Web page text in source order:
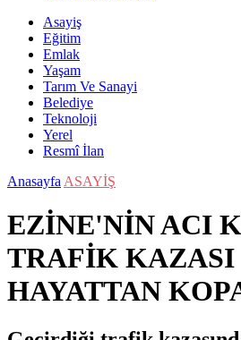
Asayiş
Eğitim
Emlak
Yaşam
Tarım Ve Sanayi
Belediye
Teknoloji
Yerel
Resmî İlan
Anasayfa ASAYİŞ
EZİNE'NİN ACI
TRAFİK KAZASI
HAYATTAN